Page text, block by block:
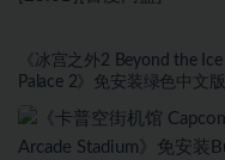
《冰宫之外2 Beyond the Ice
Palace 2》免安装绿色中文版